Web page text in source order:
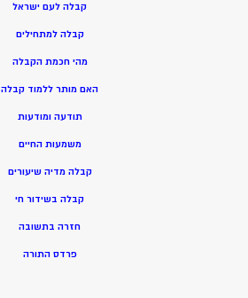
קבלה לעם ישראל
קבלה למתחילים
מהי חכמת הקבלה
האם מותר ללמוד קבלה
תודעה ומודעות
משמעות החיים
קבלה מדיה שיעורים
קבלה בשידור חי
חזרה בתשובה
פרדס התורה